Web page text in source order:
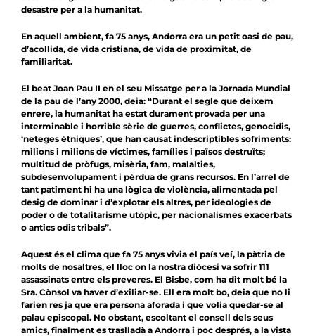
desastre per a la humanitat.
En aquell ambient, fa 75 anys, Andorra era un petit oasi de pau,
d’acollida, de vida cristiana, de vida de proximitat, de
familiaritat.
El beat Joan Pau II en el seu Missatge per a la Jornada Mundial
de la pau de l’any 2000, deia: “Durant el segle que deixem
enrere, la humanitat ha estat durament provada per una
interminable i horrible sèrie de guerres, conflictes, genocidis,
‘neteges ètniques’, que han causat indescriptibles sofriments:
milions i milions de víctimes, famílies i països destruïts;
multitud de pròfugs, misèria, fam, malalties,
subdesenvolupament i pèrdua de grans recursos. En l’arrel de
tant patiment hi ha una lògica de violència, alimentada pel
desig de dominar i d’explotar els altres, per ideologies de
poder o de totalitarisme utòpic, per nacionalismes exacerbats
o antics odis tribals”.
Aquest és el clima que fa 75 anys vivia el país veí, la pàtria de
molts de nosaltres, el lloc on la nostra diòcesi va sofrir 111
assassinats entre els preveres. El Bisbe, com ha dit molt bé la
Sra. Cònsol va haver d’exiliar-se. Ell era molt bo, deia que no li
farien res ja que era persona aforada i que volia quedar-se al
palau episcopal. No obstant, escoltant el consell dels seus
amics, finalment es traslladà a Andorra i poc després, a la vista